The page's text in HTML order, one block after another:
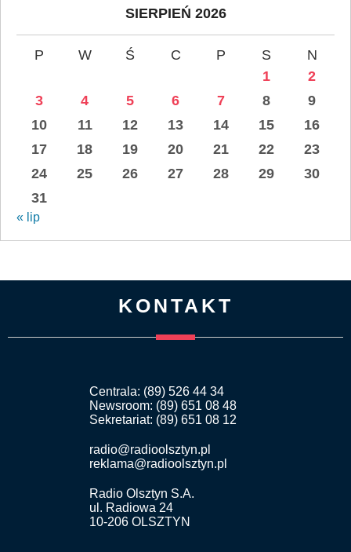
SIERPIEŃ 2026
P W Ś C P S
N
1
2
3
4 5 6 7 8
9
10
11 12 13 14 15
16
17
18 19 20 21 22
23
24
25 26 27 28 29
30
31
« lip
KONTAKT
Centrala: (89) 526 44 34
Newsroom: (89) 651 08 48
Sekretariat: (89) 651 08 12
radio@radioolsztyn.pl
reklama@radioolsztyn.pl
Radio Olsztyn S.A.
ul. Radiowa 24
10-206 OLSZTYN